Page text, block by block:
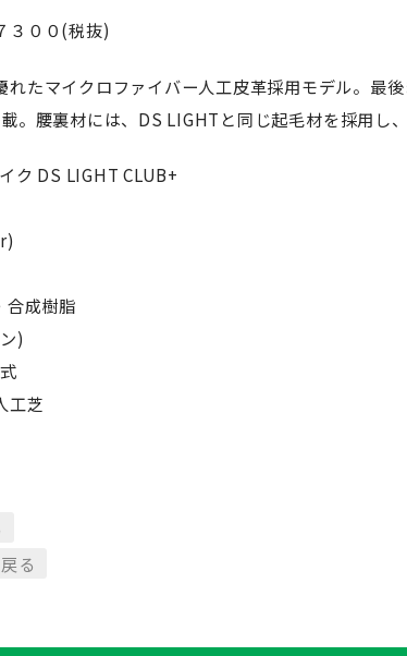
００(税抜)
れたマイクロファイバー人工皮革採用モデル。最
。腰裏材には、DS LIGHTと同じ起毛材を採用し
ク DS LIGHT CLUB+
合成樹脂
)
工芝
る